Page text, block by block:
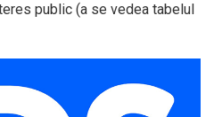
public (a se vedea tabelul